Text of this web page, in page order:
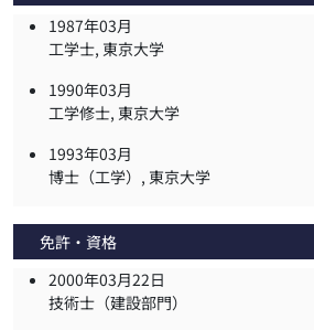
1987年03月
工学士, 東京大学
1990年03月
工学修士, 東京大学
1993年03月
博士（工学）, 東京大学
免許・資格
2000年03月22日
技術士（建設部門）